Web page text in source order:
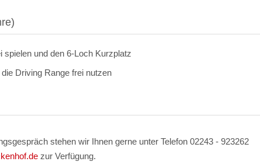
spielen und den 6-Loch Kurzplatz
Driving Range frei nutzen
stehen wir Ihnen gerne unter Telefon 02243 - 923262
zur Verfügung.